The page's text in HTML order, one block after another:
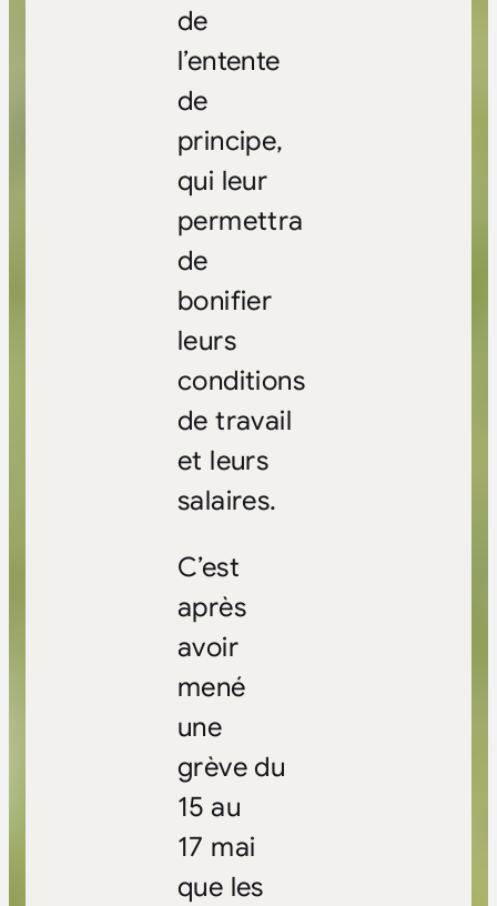
de
l’entente
de
principe,
qui leur
permettra
de
bonifier
leurs
conditions
de travail
et leurs
salaires.
C’est
après
avoir
mené
une
grève du
15 au
17 mai
que les